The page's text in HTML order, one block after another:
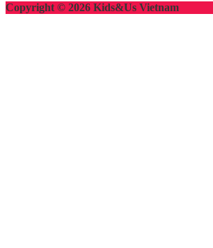
Copyright © 2026 Kids&Us Vietnam